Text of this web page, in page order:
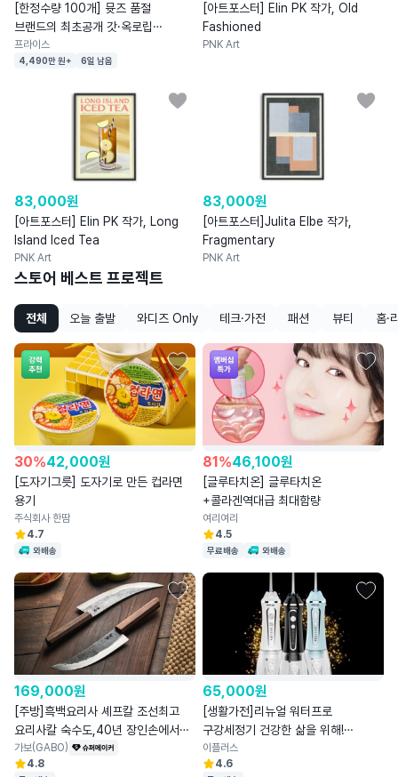
[한정수량 100개] 뮷즈 품절
브랜드의 최초공개 갓·옥로립
와인마개
프라이스
4,490만 원+ 6일 남음
[아트포스터] Elin PK 작가, Old
Fashioned
PNK Art
83,000원
[아트포스터] Elin PK 작가, Long
Island Iced Tea
PNK Art
83,000원
[아트포스터]Julita Elbe 작가,
Fragmentary
PNK Art
스토어 베스트 프로젝트
전체 오늘 출발 와디즈 Only 테크·가전 패션 뷰티 홈·
30%42,000원
[도자기그릇] 도자기로 만든 컵라면
용기
주식회사 한땀
4.7
와배송
81 %46,100원
[글루타치온] 글루타치온
+콜라겐역대급 최대함량
여리여리
4.5
무료배송 와배송
169,000원
[주방]흑백요리사 셰프칼 조선최고
요리사칼 숙수도,40년 장인손에서
부활
가보(GABO)
4.8
65,000원
[생활가전]리뉴얼 워터프로
구강세정기 건강한 삶을 위해!
잇몸을건강하게!
이플러스
4.6